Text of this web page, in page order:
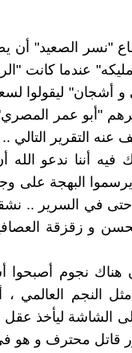
"نسر الصعيد" أن
عندما كانت
أشجان" ليقولوا
"أبو عمر
التقرير التالي ..
فيه أننا ندعو
ويرسموا البهجة على
حتى في السرير ..
و زقزقة
نجوم أصبحوا
النجم العالمي ،
الشاشة ليأخذ عقل
قاتل محترف و هو